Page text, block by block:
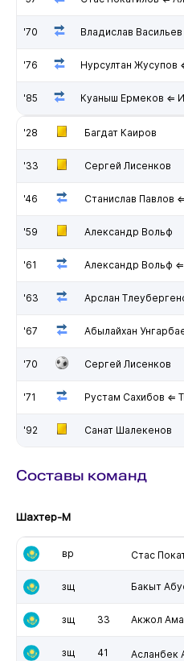
'70 Владислав
'76 Нурсултан Жусупов
'85 Куаныш Ермеков ⇐
'28 Багдат Каиров
'33 Сергей Лисенков
'46 Станислав Павлов
'59 Александр Вольф
'61 Александр Вольф
'63 Арслан
'67 Абылайхан
'70 Сергей Лисенков
'71 Рустам Сахибов ⇐
'92 Санат Шалекенов
Составы команд
Шахтер-М
вр Стас
зщ Бакыт
зщ 33 Акжол
зщ 41 Асланбек